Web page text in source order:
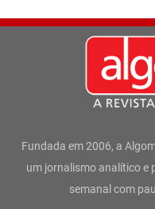
Fundada em 2006, a
um jornalismo analítico e
semanal com